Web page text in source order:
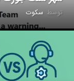
توسط سکوت